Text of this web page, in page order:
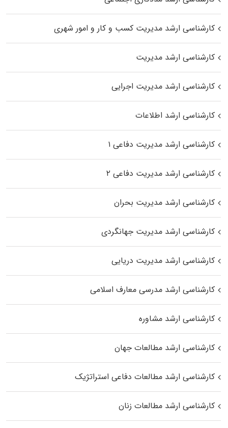
کارشناسی ارشد مدیریت کسب و کار و امور شهری
کارشناسی ارشد مدیریت
کارشناسی ارشد مدیریت اجرایی
کارشناسی ارشد اطلاعات
کارشناسی ارشد مدیریت دفاعی ۱
کارشناسی ارشد مدیریت دفاعی ۲
کارشناسی ارشد مدیریت بحران
کارشناسی ارشد مدیریت جهانگردی
کارشناسی ارشد مدیریت دریایی
کارشناسی ارشد مدرسی معارف اسلامی
کارشناسی ارشد مشاوره
کارشناسی ارشد مطالعات جهان
کارشناسی ارشد مطالعات دفاعی استراتژیک
کارشناسی ارشد مطالعات زنان